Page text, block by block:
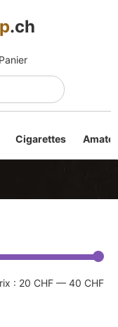
.ch
Panier
Cigarettes
: 20 CHF — 40 CHF